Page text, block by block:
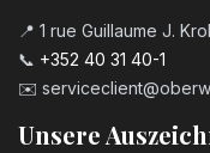
📍 1 rue Guillaume J.
📞 +352 40 31 40-1
✉️
Unsere